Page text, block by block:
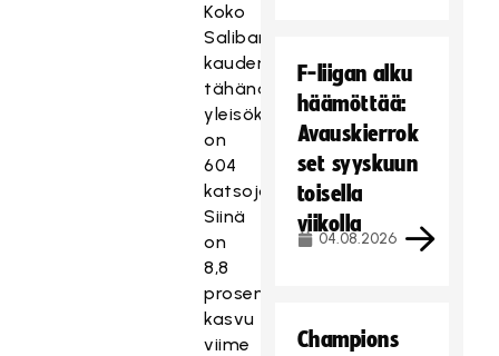
Koko
Salibandyliigan
kauden
tähänastinen
yleisökeskiarvo
on
604
katsojaa.
Siinä
on
8,8
prosentin
kasvu
viime
F-liigan alku
häämöttää:
Avauskierrok
set syyskuun
toisella
viikolla
04.08.2026
Champions